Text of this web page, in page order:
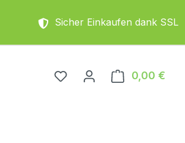
Sicher Einkaufen dank SSL
0,00 €